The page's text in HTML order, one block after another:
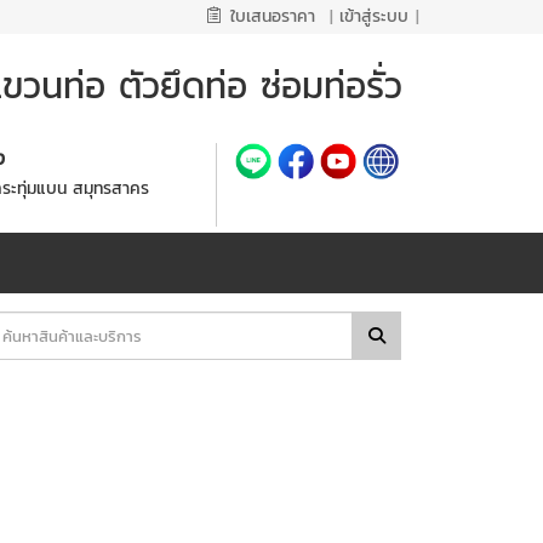
ใบเสนอราคา | เข้าสู่ระบบ |
วนท่อ ตัวยึดท่อ ซ่อมท่อรั่ว
ระทุ่มแบน สมุทรสาคร